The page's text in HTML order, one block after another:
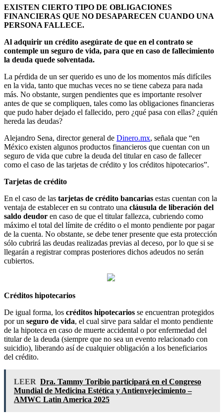
EXISTEN CIERTO TIPO DE OBLIGACIONES
FINANCIERAS QUE NO DESAPARECEN CUANDO UNA
PERSONA FALLECE.
Al adquirir un crédito asegúrate de que en el contrato se
contemple un seguro de vida, para que en caso de fallecimiento
la deuda quede solventada.
La pérdida de un ser querido es uno de los momentos más difíciles
en la vida, tanto que muchas veces no se tiene cabeza para nada
más. No obstante, surgen pendientes que es importante resolver
antes de que se compliquen, tales como las obligaciones financieras
que pudo haber dejado el fallecido, pero ¿qué pasa con ellas? ¿quién
hereda las deudas?
Alejandro Sena, director general de Dinero.mx, señala que “en
México existen algunos productos financieros que cuentan con un
seguro de vida que cubre la deuda del titular en caso de fallecer
como el caso de las tarjetas de crédito y los créditos hipotecarios”.
Tarjetas de crédito
En el caso de las tarjetas de crédito bancarias estas cuentan con la
ventaja de establecer en su contrato una cláusula de liberación del
saldo deudor en caso de que el titular fallezca, cubriendo como
máximo el total del límite de crédito o el monto pendiente por pagar
de la cuenta. No obstante, se debe tener presente que esta protección
sólo cubrirá las deudas realizadas previas al deceso, por lo que si se
llegarán a registrar compras posteriores dichos adeudos no serán
cubiertos.
Créditos hipotecarios
De igual forma, los créditos hipotecarios se encuentran protegidos
por un seguro de vida, el cual sirve para saldar el monto pendiente
de la hipoteca en caso de muerte accidental o por enfermedad del
titular de la deuda (siempre que no sea un evento relacionado con
suicidio), liberando así de cualquier obligación a los beneficiarios
del crédito.
LEER Dra. Tammy Toribio participará en el Congreso
Mundial de Medicina Estética y Antienvejecimiento –
AMWC Latin America 2025